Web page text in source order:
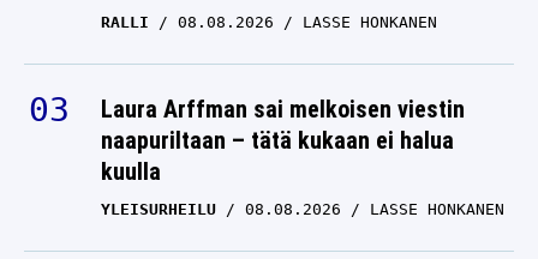
RALLI 08.08.2026 LASSE HONKANEN
Laura Arffman sai melkoisen viestin
naapuriltaan – tätä kukaan ei halua
kuulla
YLEISURHEILU 08.08.2026 LASSE HONKANEN